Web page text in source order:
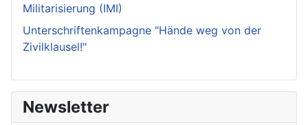
Militarisierung (IMI)
Unterschriftenkampagne "Hände weg von der
Zivilklausel!"
Newsletter